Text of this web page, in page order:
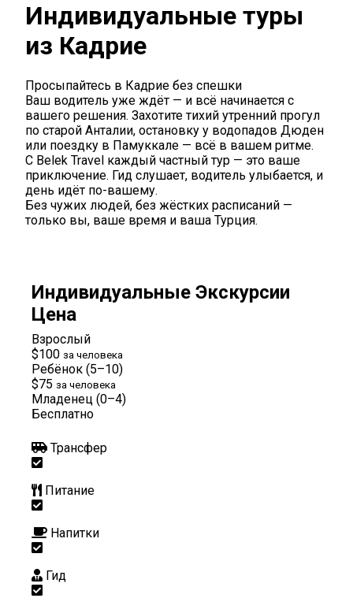
Индивидуальные туры
из Кадрие
Просыпайтесь в Кадрие без спешки
Ваш водитель уже ждёт — и всё начинается с
вашего решения. Захотите тихий утренний прогул
по старой Анталии, остановку у водопадов Дюден
или поездку в Памуккале — всё в вашем ритме.
С Belek Travel каждый частный тур — это ваше
приключение. Гид слушает, водитель улыбается, и
день идёт по-вашему.
Без чужих людей, без жёстких расписаний —
только вы, ваше время и ваша Турция.
Индивидуальные Экскурсии
Цена
Взрослый
$100 за человека
Ребёнок (5–10)
$75 за человека
Младенец (0–4)
Бесплатно
Трансфер
Питание
Напитки
Гид